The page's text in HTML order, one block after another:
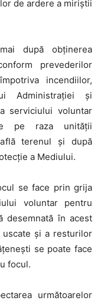
de ardere a miriștii
după obținerea
prevederilor
incendiilor,
Administrației și
serviciului voluntar
pe raza unității
terenul și după
a Mediului.
se face prin grija
voluntar pentru
desemnată în acest
uscate și a resturilor
se poate face
focul.
următoarelor